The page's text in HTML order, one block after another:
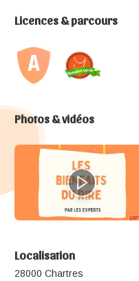
Licences & parcours
Photos & vidéos
Localisation
28000 Chartres